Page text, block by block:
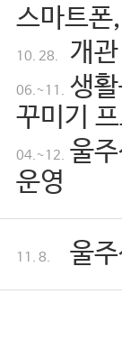
스마트
10. 28. 개
06.~11. 생
꾸미기
04.~12. 울
운영
11. 8. 울